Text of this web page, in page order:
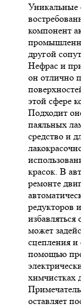
Уникальные
компонент
другой
Нефрас и
он отлично
этой сфере
Подходит
паяльных
средство и
красок. В
ремонте
редукторов
может
сцепления и
помощью
химчистках
оставляет